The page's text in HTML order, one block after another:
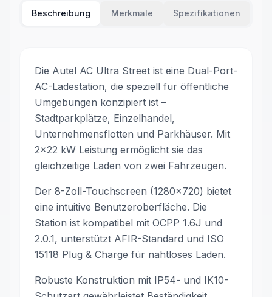
Beschreibung Merkmale Spezifikationen
Die Autel AC Ultra Street ist eine Dual-Port-
AC-Ladestation, die speziell für öffentliche
Umgebungen konzipiert ist –
Stadtparkplätze, Einzelhandel,
Unternehmensflotten und Parkhäuser. Mit
2×22 kW Leistung ermöglicht sie das
gleichzeitige Laden von zwei Fahrzeugen.
Der 8-Zoll-Touchscreen (1280×720) bietet
eine intuitive Benutzeroberfläche. Die
Station ist kompatibel mit OCPP 1.6J und
2.0.1, unterstützt AFIR-Standard und ISO
15118 Plug & Charge für nahtloses Laden.
Robuste Konstruktion mit IP54- und IK10-